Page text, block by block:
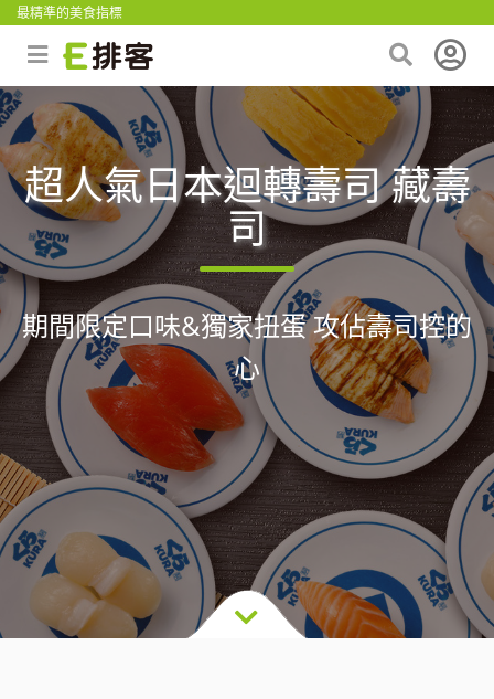
最精準的美食指標
超人氣日本迴轉壽司 藏壽
司
期間限定口味&獨家扭蛋 攻佔壽司控的
心